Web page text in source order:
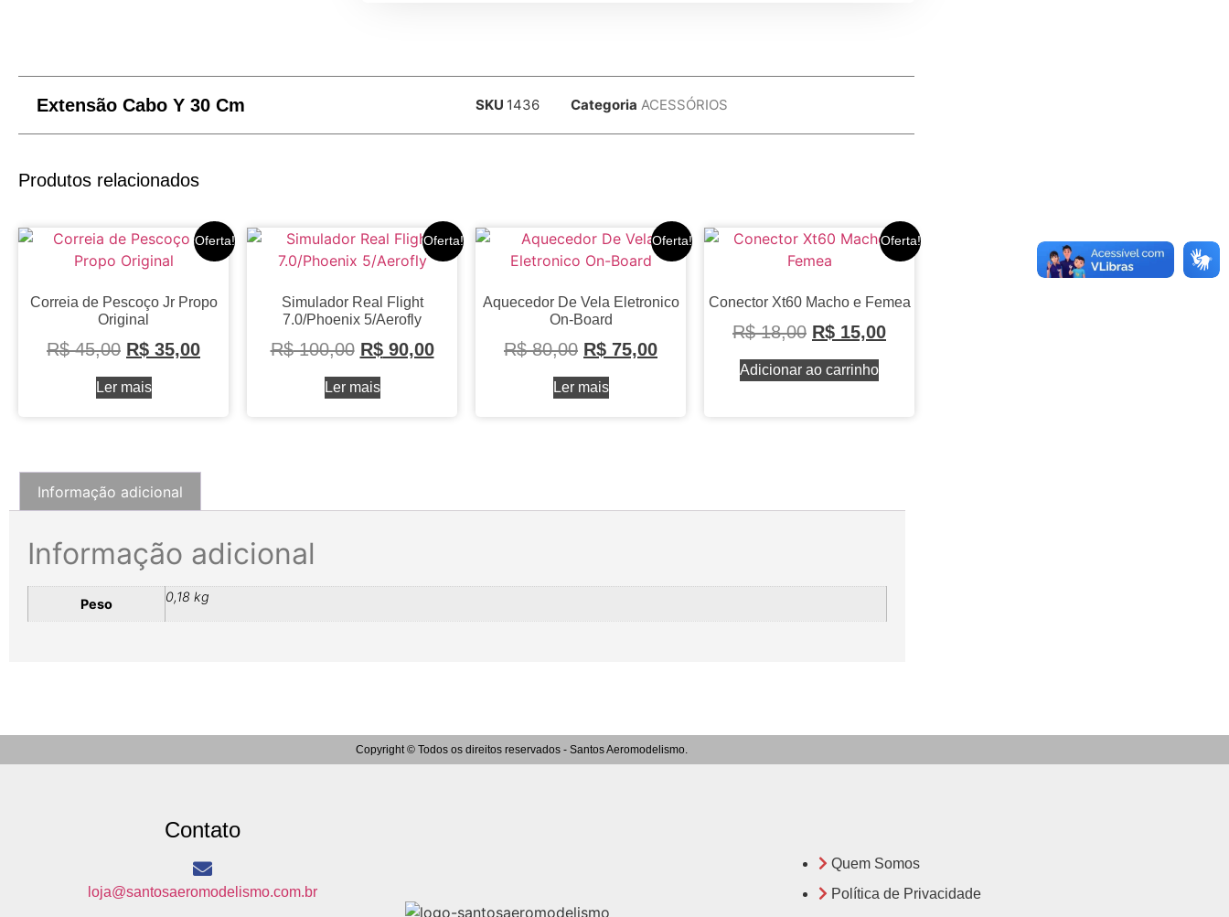
Extensão Cabo Y 30 Cm SKU 1436 Categoria ACESSÓRIOS
Produtos relacionados
Oferta!
Correia de Pescoço Jr Propo
Original
R$45,00 R$ 35,00
Ler mais
Oferta!
Simulador Real Flight
7.0/Phoenix 5/Aerofly
R$100,00 R$90,00
Ler mais
Oferta!
Aquecedor De Vela Eletronico
On-Board
R$80,00 R$ 75,00
Ler mais
Oferta!
Conector Xt60 Macho e Femea
R$18,00 R$ 15,00
Adicionar ao carrinho
Informação adicional
Informação adicional
Peso 0,18 kg
Copyright © Todos os direitos reservados - Santos Aeromodelismo.
Contato
loja@santosaeromodelismo.com.br
Quem Somos
Política de Privacidade